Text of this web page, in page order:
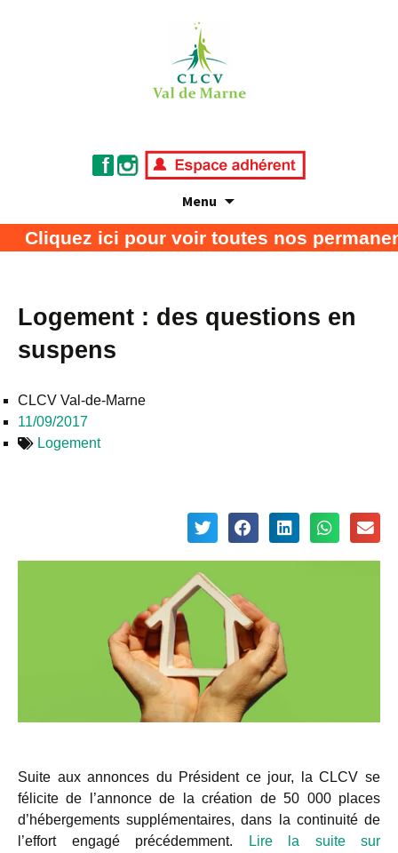
Menu
CLCV Val de Marne
Association de défense des consommateurs
Cliquez ici pour voir toutes nos
Logement : des questions en
suspens
CLCV Val-de-Marne
11/09/2017
Logement
Suite aux annonces du Président ce jour, la CLCV se
félicite de l’annonce de la création de 50 000 places
d’hébergements supplémentaires, dans la continuité de
l’effort engagé précédemment.
Lire la suite sur